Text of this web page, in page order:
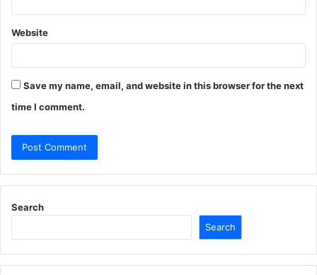
Website
Save my name, email, and website in this browser for the next
time I comment.
Search
Search